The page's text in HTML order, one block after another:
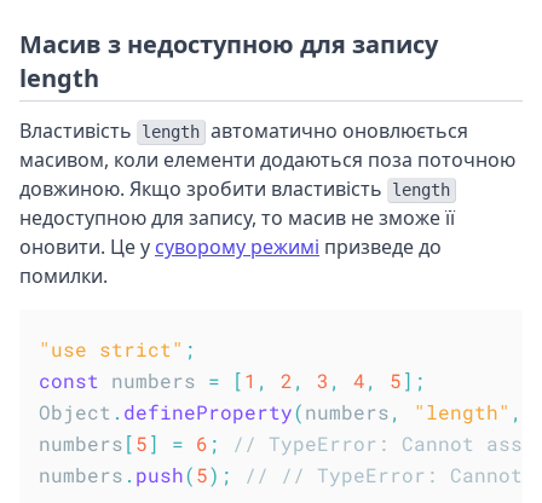
Масив з недоступною для запису
length
Властивість length автоматично оновлюється
масивом, коли елементи додаються поза поточною
довжиною. Якщо зробити властивість
length
недоступною для запису, то масив не зможе її
оновити. Це у суворому режимі призведе до
помилки.
"use strict" ;
const numbers = [1 , 2 , 3 , 4, 5] ;
Object . defineProperty(numbers, "length" ,
numbers[5] = 6 ;
// TypeError: Cannot
numbers . push(5) ; // // TypeError: